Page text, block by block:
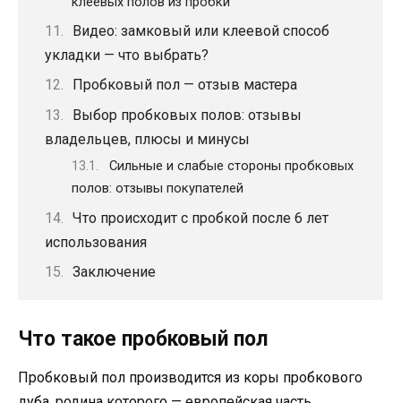
Видео: замковый или клеевой способ
укладки — что выбрать?
Пробковый пол — отзыв мастера
Выбор пробковых полов: отзывы
владельцев, плюсы и минусы
Сильные и слабые стороны пробковых
полов: отзывы покупателей
Что происходит с пробкой после 6 лет
использования
Заключение
Что такое пробковый пол
Пробковый пол производится из коры пробкового